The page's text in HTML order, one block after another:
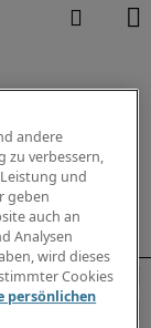
andere
zu verbessern,
und
geben
auch an
Analysen
wird dieses
Cookies
persönlichen